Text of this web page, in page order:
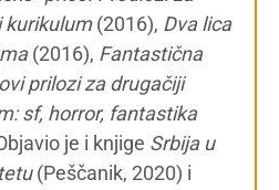
kurikulum(2016), Dva lica
(2016), Fantastična
prilozi za drugačiji
sf, horror, fantastika
je i knjige Srbija u
(Peščanik, 2020) i